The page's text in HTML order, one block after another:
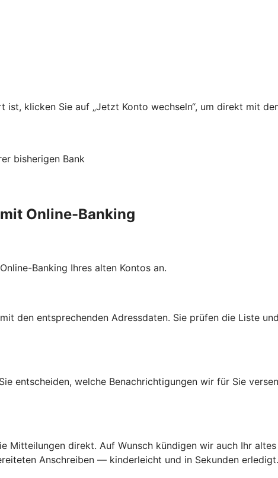
klicken Sie auf „Jetzt Konto wechseln“, um direkt mit
bisherigen Bank
Online-Banking
Banking Ihres alten Kontos an.
den entsprechenden Adressdaten. Sie prüfen die Liste
entscheiden, welche Benachrichtigungen wir für Sie
direkt. Auf Wunsch kündigen wir auch Ihr
Anschreiben — kinderleicht und in Sekunden